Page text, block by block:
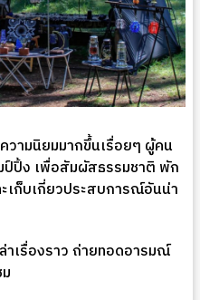
วามนิยมมากขึ้นเรื่อยๆ ผู้คน
ป์ปิ้ง เพื่อสัมผัสธรรมชาติ พัก
เก็บเกี่ยวประสบการณ์อันน่า
เรื่องราว ถ่ายทอดอารมณ์